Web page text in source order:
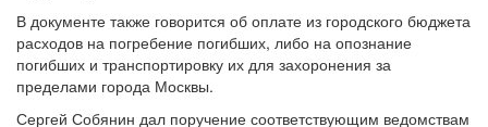
В документе также говорится об оплате из городского бюджета
расходов на погребение погибших, либо на опознание
погибших и транспортировку их для захоронения за
пределами города Москвы.
Сергей Собянин дал поручение соответствующим ведомствам